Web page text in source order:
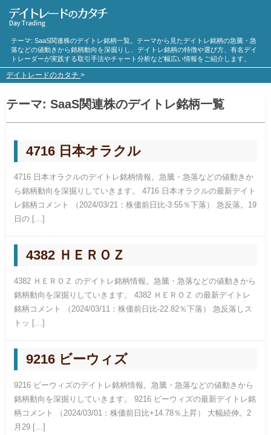
テーマ: SaaS関連株のデイトレ銘柄一覧。テーマから見たデイトレ銘柄の急騰・急
落などの値動きから銘柄動向を深掘りし、デイトレ銘柄の特徴や選び方、有名デイ
トレーダーが実践する取引手法やチャート分析など幅広い情報をご紹介します。
デイトレードのカタチ >
テーマ: SaaS関連株のデイトレ銘柄一覧
4716 日本オラクル
4716 日本オラクルのデイトレ銘柄情報。急騰・急落などの値動きか
ら銘柄動向を深掘りしていきます。 4716 日本オラクルの最新デイト
レ銘柄コメント （2024/03/21：株価前日比-3.55％下落） 急反落。19
日の […]
4382 ＨＥＲＯＺ
4382 ＨＥＲＯＺ のデイトレ銘柄情報。急騰・急落などの値動きから
銘柄動向を深掘りしていきます。 4382 ＨＥＲＯＺ の最新デイトレ
銘柄コメント （2024/03/11：株価前日比-22.82％下落） 急反落しス
トッ […]
9216 ビーウィズ
9216 ビーウィズのデイトレ銘柄情報。急騰・急落などの値動きから
銘柄動向を深掘りしていきます。 9216 ビーウィズの最新デイトレ銘
柄コメント （2024/03/01：株価前日比+14.78％上昇） 大幅続伸。2
月29 […]